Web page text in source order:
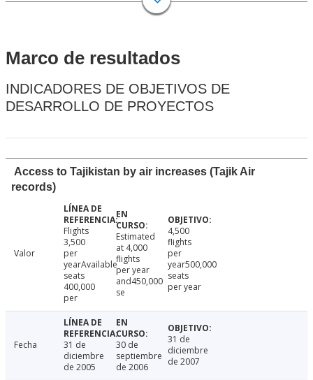
Marco de resultados
INDICADORES DE OBJETIVOS DE
DESARROLLO DE PROYECTOS
Access to Tajikistan by air increases (Tajik Air
records)
Valor
Flights
3,500
per
yearAvailable
seats
400,000
per
Estimated
at 4,000
flights
per year
and450,000
se
4,500
flights
per
year500,000
seats
per year
Fecha
31 de
diciembre
de 2005
30 de
septiembre
de 2006
31 de
diciembre
de 2007